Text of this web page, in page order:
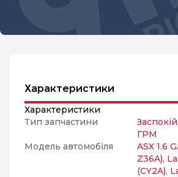
Характеристики
Характеристики
Тип запчастини
ГРМ
Модель автомобіля
ASX 1.6
Z36A),
(CY2A),